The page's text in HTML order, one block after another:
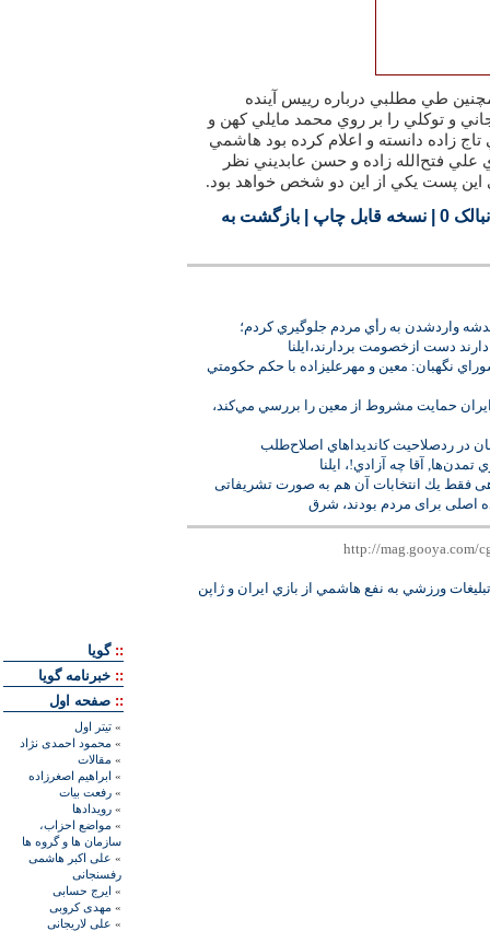
اين نشريه همچنين طي مطلبي درباره رييس آينده
و توكلي را بر روي محمد مايلي كهن و
زاده دانسته و اعلام كرده بود هاشمي
علي فتح‌الله زاده و حسن عابديني نظر
اين پست يكي از اين دو شخص خواهد بود.
0 نسخه قابل چاپ بازگشت به
در خرداد76 از خدشه واردشدن به رأي مردم جلوگيري كردم؛
دارند دست ازخصومت بردارند،ايلنا
نگهبان: معين و مهرعليزاده با حكم حكومتي
حمايت مشروط از معين را بررسي مي‌‏كند،
در ردصلاحيت كانديداهاي اصلاح‌‏طلب
آقا چه آزادي!، ايلنا
فقط يك انتخابات آن هم به صورت تشريفاتى
اصلى براى مردم بودند، شرق
ورزشي به نفع هاشمي از بازي ايران و ژاپن
::گويا
:: خبرنامه گويا
:: صفحه اول
» تيتر اول
» محمود احمدی نژاد
» مقالات
» ابراهيم اصغرزاده
» رفعت بیات
» رويدادها
» مواضع احزاب،
سازمان ها و گروه ها
» علی اکبر هاشمی
رفسنجانی
» ايرج حسابی
» مهدی کروبی
» علی لاريجانی